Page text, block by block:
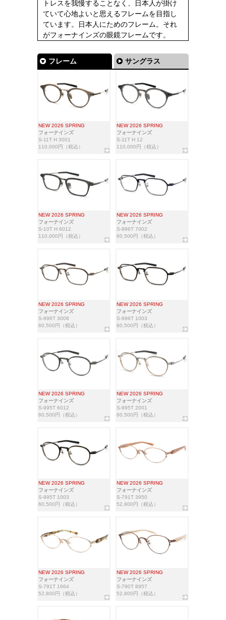
トレスを我慢することなく、日本人が掛け
ていて心地よいと思えるフレームを目指し
ています。日本人にためのフレーム。それ
がフォーナインズの眼鏡フレームです。
フレーム サングラス
NEW 2026 SPRING
フォーナインズ
S-11T H 3001
110,000円（税込）
NEW 2026 SPRING
フォーナインズ
S-11T H 12
110,000円（税込）
NEW 2026 SPRING
フォーナインズ
S-10T H 6012
110,000円（税込）
NEW 2026 SPRING
フォーナインズ
S-996T 7002
60,500円（税込）
NEW 2026 SPRING
フォーナインズ
S-996T 3008
60,500円（税込）
NEW 2026 SPRING
フォーナインズ
S-996T 1003
60,500円（税込）
NEW 2026 SPRING
フォーナインズ
S-995T 6012
60,500円（税込）
NEW 2026 SPRING
フォーナインズ
S-995T 2001
60,500円（税込）
NEW 2026 SPRING
フォーナインズ
S-995T 1003
60,500円（税込）
NEW 2026 SPRING
フォーナインズ
S-791T 3950
52,800円（税込）
NEW 2026 SPRING
フォーナインズ
S-791T 1964
52,800円（税込）
NEW 2026 SPRING
フォーナインズ
S-790T 8957
52,800円（税込）